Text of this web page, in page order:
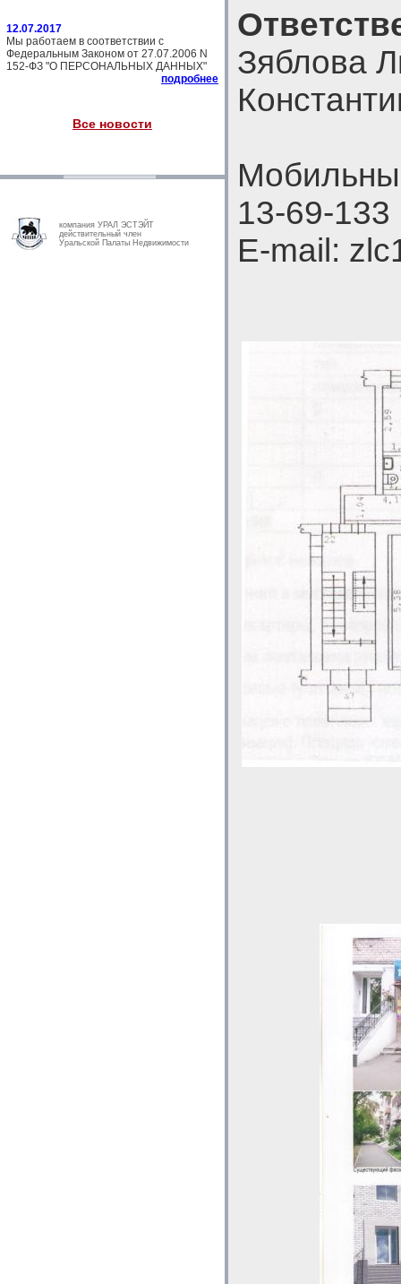
12.07.2017
Мы работаем в соответствии с
Федеральным Законом от 27.07.2006 N
152-ФЗ "О ПЕРСОНАЛЬНЫХ ДАННЫХ"
подробнее
Все новости
компания УРАЛ ЭСТЭЙТ
действительный член
Уральской Палаты Недвижимости
Зяблова
13-69-133
E-mail: